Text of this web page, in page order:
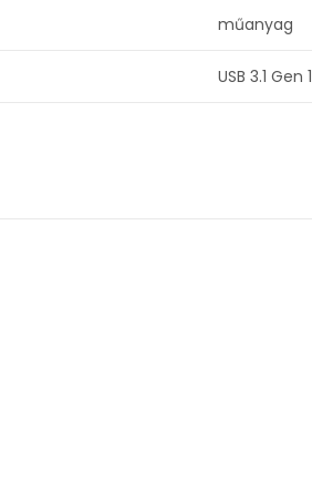
műanyag
USB 3.1 Gen 1